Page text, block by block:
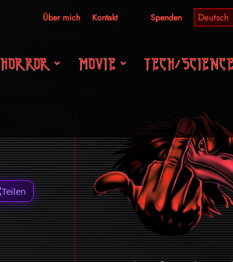
Über mich Kontakt Spenden
HORROR MOVIE TECH/SCIENCE
Teilen